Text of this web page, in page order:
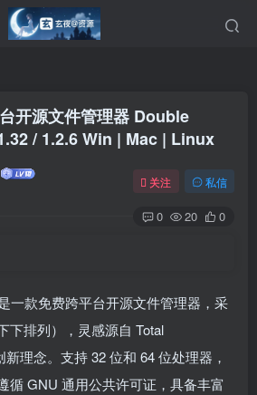
开源文件管理器 Double
/ 1.2.6 Win | Mac | Linux
关注 私信
0 20 0
一款免费跨平台开源文件管理器，采
下排列），灵感源自 Total
理念。支持 32 位和 64 位处理器，
循 GNU 通用公共许可证，具备丰富